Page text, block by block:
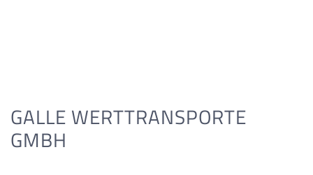
GALLE WERTTRANSPORTE
GMBH